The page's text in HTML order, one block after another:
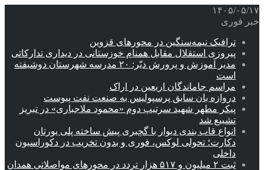
۱۴۰۵/۰۵/۱۷
خبر فوری
ترافیک نیمه‌سنگین در محورهای قزوین
پیروزی استقلال مقابل همنام خوزستانی در دیداری تدارکاتی
مدیر آموزش و پرورش دیّر: ۲۰ مدرسه شهرستان دوشیفته
است
مراسم جاماندگان اربعین در اراک
دروازه بان سابق پرسپولیس به صنعت نفت پیوست
پیکر مطهر شهید سرتیپ دوم «محمود ملاجباری» در تبریز
تشییع شد
انواع قاب بندی دیوار با گچبری پیش ساخته پلی یورتان
دکارت؛ تحولی لوکس، فوری و بدون تخریب در دکوراسیون
داخلی
ثبت ۲ میلیون و ۵۱۷ هزار تردد در محورهای مواصلاتی همدان